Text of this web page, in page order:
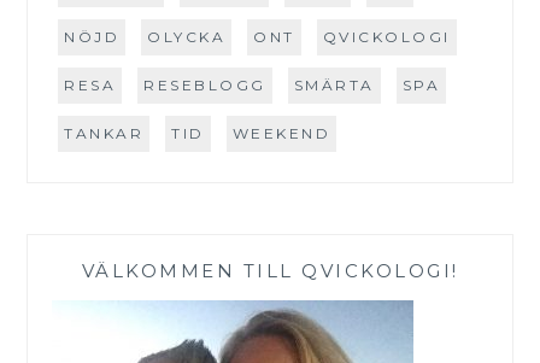
NÖJD OLYCKA ONT QVICKOLOGI
RESA RESEBLOGG SMÄRTA SPA
TANKAR TID WEEKEND
VÄLKOMMEN TILL QVICKOLOGI!